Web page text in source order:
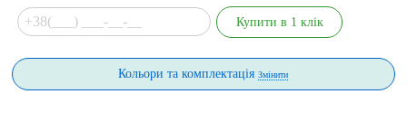
Кольори та комплектаціяЗмінити